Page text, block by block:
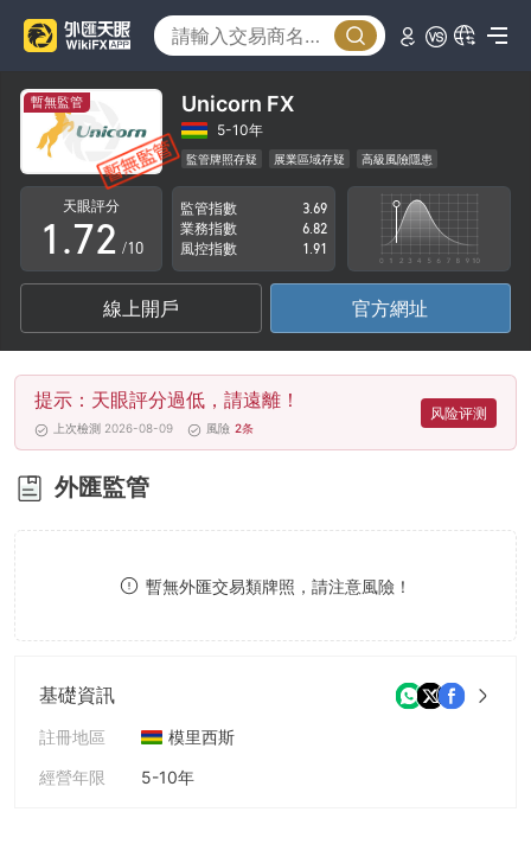
暫無監管 Unicorn FX
5-10年
監管牌照存疑 展業區域存疑 高級風險隱患
天眼評分
0
1
2
3
4
5
6
7
.
3
4
5
6
7
8
9
0
1
2
3
4
5
6
7
8
/10
監管指數
3.69
業務指數
6.82
風控指數
1.91
線上開戶 官方網址
提示：天眼評分過低，請遠離！
上次檢測 2026-08-09 風險 2条
风险评测
外匯監管
暫無外匯交易類牌照，請注意風險！
基礎資訊
註冊地區
模里西斯
經營年限
5-10年